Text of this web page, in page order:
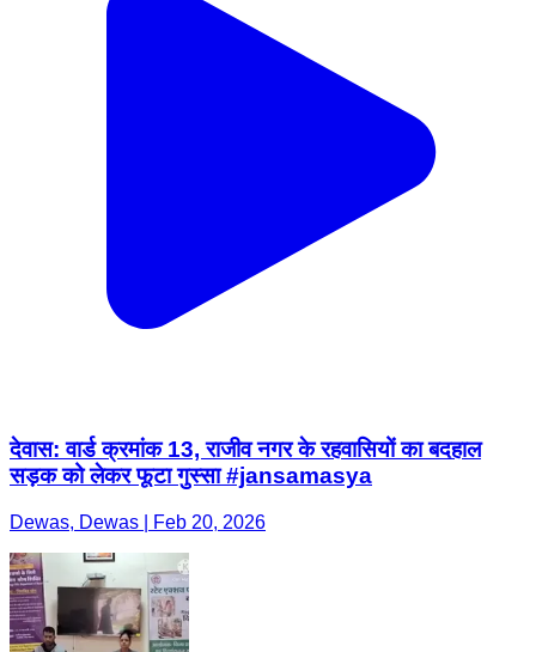
देवास: वार्ड क्रमांक 13, राजीव नगर के रहवासियों का बदहाल
सड़क को लेकर फूटा गुस्सा #jansamasya
Dewas, Dewas | Feb 20, 2026